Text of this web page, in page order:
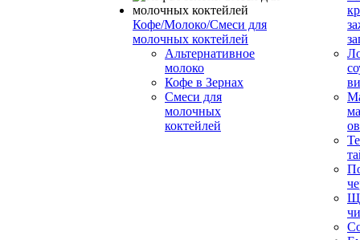
Кофе/Молоко/Смеси для
молочных коктейлей
Альтернативное
молоко
Кофе в Зернах
Смеси для
молочных
коктейлей